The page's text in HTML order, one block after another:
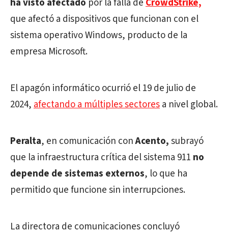
que afectó a dispositivos que funcionan con el
sistema operativo Windows, producto de la
empresa Microsoft.
El apagón informático ocurrió el 19 de julio de
2024,afectando a múltiples sectoresa nivel global.
Peralta, en comunicación conAcento,subrayó
que la infraestructura crítica del sistema 911 no
depende de sistemas externos, lo que ha
permitido que funcione sin interrupciones.
La directora de comunicaciones concluyó